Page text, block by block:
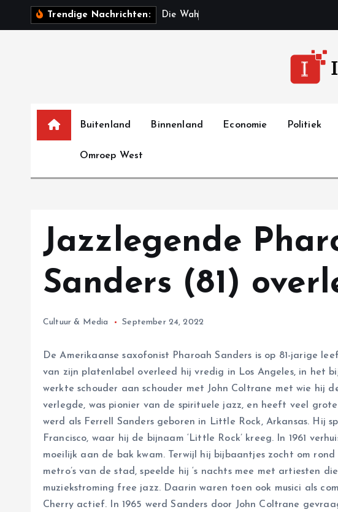
Trendige Nachrichten: Die Wa h
Buitenland Binnenland Economie Politiek
Omroep West
Jazzlegende
Sanders (81)
Cultuur & Media September 24, 2022
De Amerikaanse saxofonist Pharoah Sanders is op 81-jarige
van zijn platenlabel overleed hij vredig in Los Angeles, in het
werkte schouder aan schouder met John Coltrane met wie hij
verlegde, was pionier van de spirituele jazz, en heeft veel
werd als Ferrell Sanders geboren in Little Rock, Arkansas. Hij
Francisco, waar hij de bijnaam ‘Little Rock’ kreeg. In 1961
moeilijk aan de bak kwam. Terwijl hij bijbaantjes zocht om
metro’s van de stad, speelde hij ‘s nachts mee met artiesten
muziekstroming free jazz. Daarin waren toen ook musici als
Cherry actief. In 1965 werd Sanders door John Coltrane